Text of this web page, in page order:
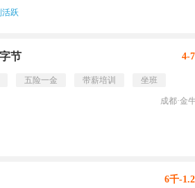
活跃
节 4-
五险一金 带薪培训 坐班
成都·金
6千-